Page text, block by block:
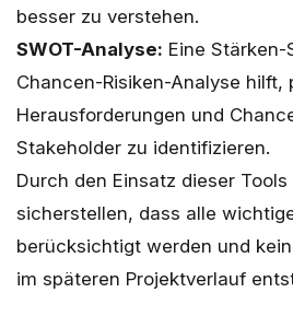
besser zu verstehen.
SWOT-Analyse: Eine
Chancen-Risiken-Analyse hilft,
Herausforderungen und
Stakeholder zu identifizieren.
Durch den Einsatz dieser Tools
sicherstellen, dass alle
berücksichtigt werden und
im späteren Projektverlauf